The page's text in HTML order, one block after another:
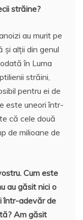
străine?
au murit pe
și alții din genul
în Luma
străini,
pentru ei de
este uneori într-
că cele două
de milioane de
Cum este
au găsit nici o
într-adevăr de
Am găsit